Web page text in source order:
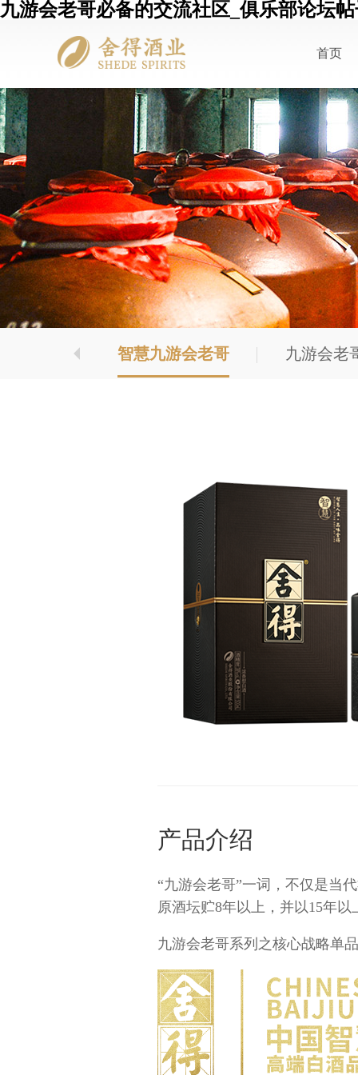
九游会老哥必备的交流社区_俱乐部论坛
首页
智慧九游会老哥 九游会老
产品介绍
“九游会老哥”一词，不仅是当
原酒坛贮8年以上，并以15年
九游会老哥系列之核心战略单